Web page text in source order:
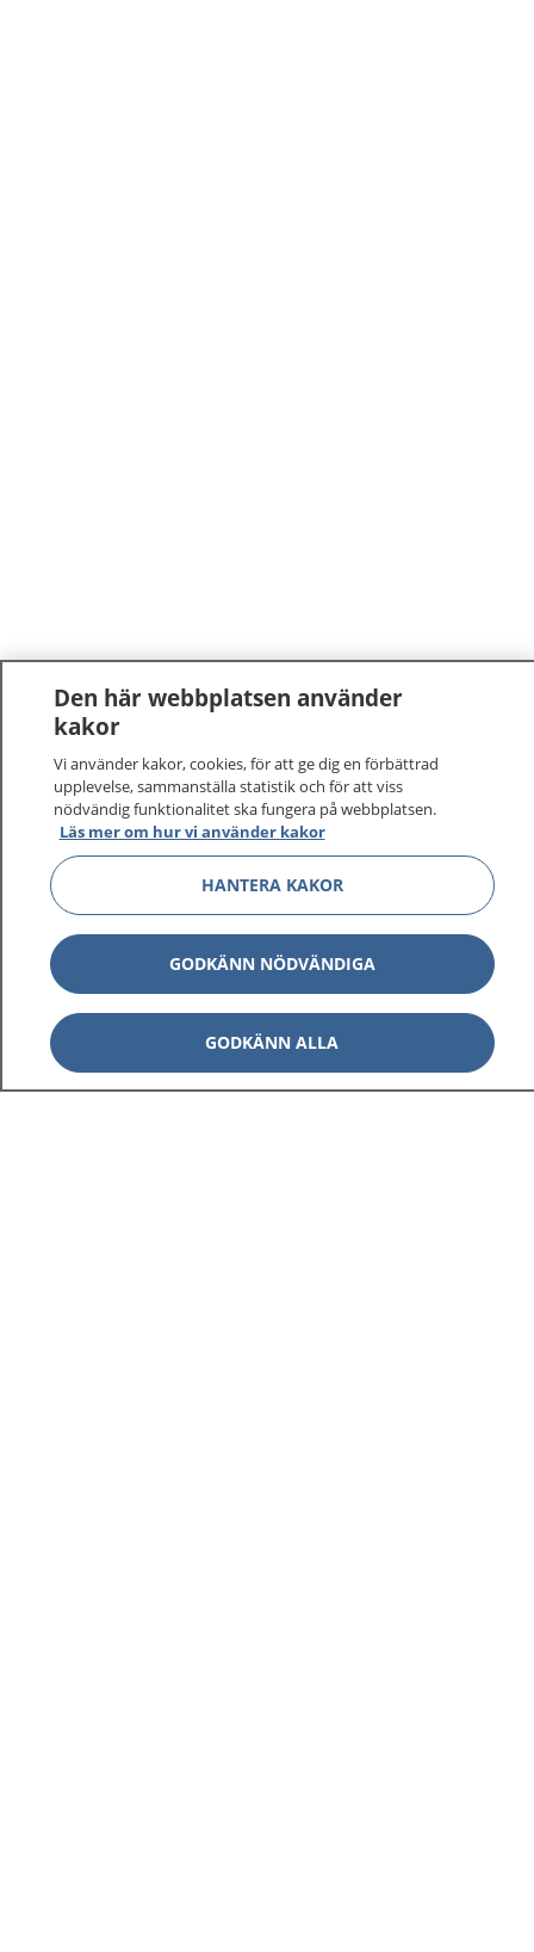
Den här webbplatsen använder
kakor
Vi använder kakor, cookies, för att ge dig en förbättrad
upplevelse, sammanställa statistik och för att viss
nödvändig funktionalitet ska fungera på webbplatsen.
Läs mer om hur vi använder kakor
HANTERA KAKOR
GODKÄNN NÖDVÄNDIGA
GODKÄNN ALLA